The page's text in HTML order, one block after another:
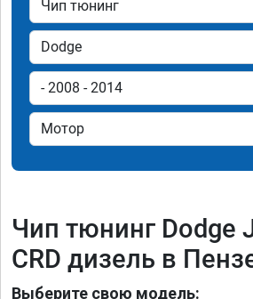
Чип тюнинг Dodge
CRD дизель в
Выберите свою модель: